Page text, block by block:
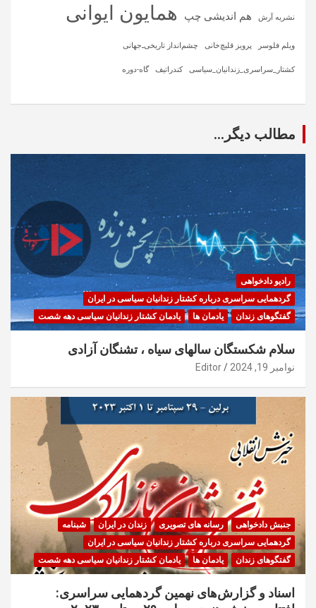
نشریه آرش هم اندیشی چپ همایون ایوانی
ویلم فلوسر پرویز قلیچ‌خانی چشم‌انداز تاریخی‌ـ‌جهانی
کشتار_سراسری_زندانیان_سیاسی کندراتیف گاه-دوره
مطالب دیگر...
رادیو دادخواهی
گردهمایی سراسری درباره کشتار زندانیان سیاسی در ایران
گفتگوهای زندان
یادمان ها یادمان کشتار زندانیان سیاسی دهه شصت
سلام شکستگان سالهای سیاه ، تشنگان آزادی
نوامبر 19, 2024 Editor
جنبش دادخواهی رسانه های تصویری زندان در ایران
شبنامه
گردهمایی سراسری درباره کشتار زندانیان سیاسی در ایران
گفتگوهای زندان
یادمان ها یادمان کشتار زندانیان سیاسی دهه شصت
اسناد و گزارش‌های نهمین گردهمایی سراسری: